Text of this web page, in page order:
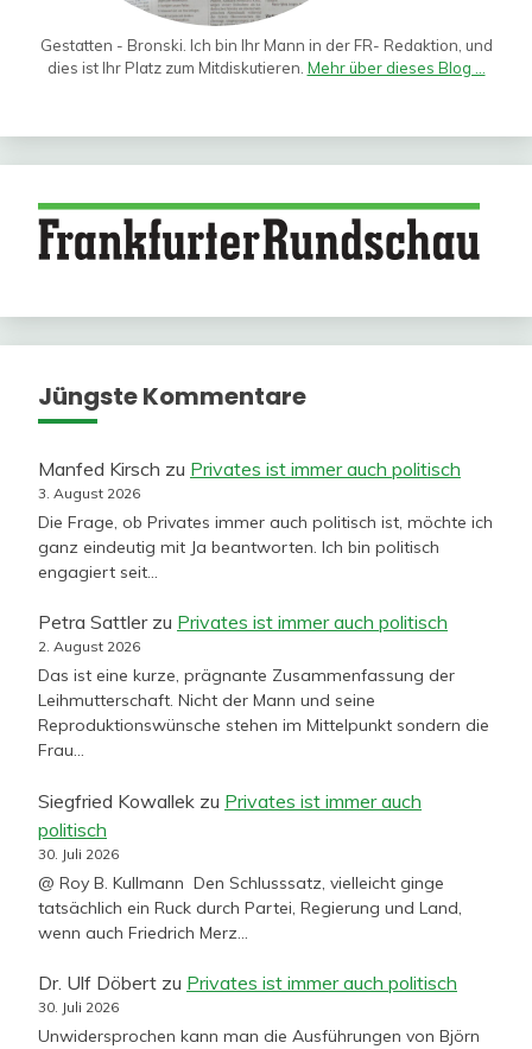
Gestatten - Bronski. Ich bin Ihr Mann in der FR- Redaktion, und
dies ist Ihr Platz zum Mitdiskutieren. Mehr über dieses Blog ...
Jüngste Kommentare
Manfed Kirsch zu Privates ist immer auch politisch
3. August 2026
Die Frage, ob Privates immer auch politisch ist, möchte ich
ganz eindeutig mit Ja beantworten. Ich bin politisch
engagiert seit…
Petra Sattlerzu Privates ist immer auch politisch
2. August 2026
Das ist eine kurze, prägnante Zusammenfassung der
Leihmutterschaft. Nicht der Mann und seine
Reproduktionswünsche stehen im Mittelpunkt sondern die
Frau…
Siegfried Kowallek zu Privates ist immer auch
politisch
30. Juli 2026
@ Roy B. Kullmann Den Schlusssatz, vielleicht ginge
tatsächlich ein Ruck durch Partei, Regierung und Land,
wenn auch Friedrich Merz…
Dr. Ulf Döbert zu Privates ist immer auch politisch
30. Juli 2026
Unwidersprochen kann man die Ausführungen von Björn